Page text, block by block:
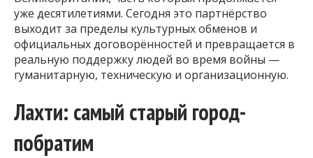
уже десятилетиями. Сегодня это партнёрство
выходит за пределы культурных обменов и
официальных договорённостей и превращается в
реальную поддержку людей во время войны —
гуманитарную, техническую и организационную.
Лахти: самый старый город-
побратим